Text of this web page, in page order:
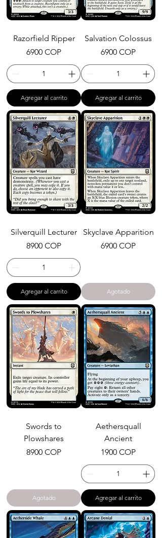
Razorfield Ripper
Precio
6900 COP
Agregar al carrito
Salvation Colossus
Precio
6900 COP
Agregar al carrito
Silverquill Lecturer
Precio
8900 COP
Agregar al carrito
Skyclave Apparition
Precio
6900 COP
Agotado
Swords to
Plowshares
Precio
8900 COP
Agotado
Aethersquall
Ancient
Precio
1900 COP
Agregar al carrito